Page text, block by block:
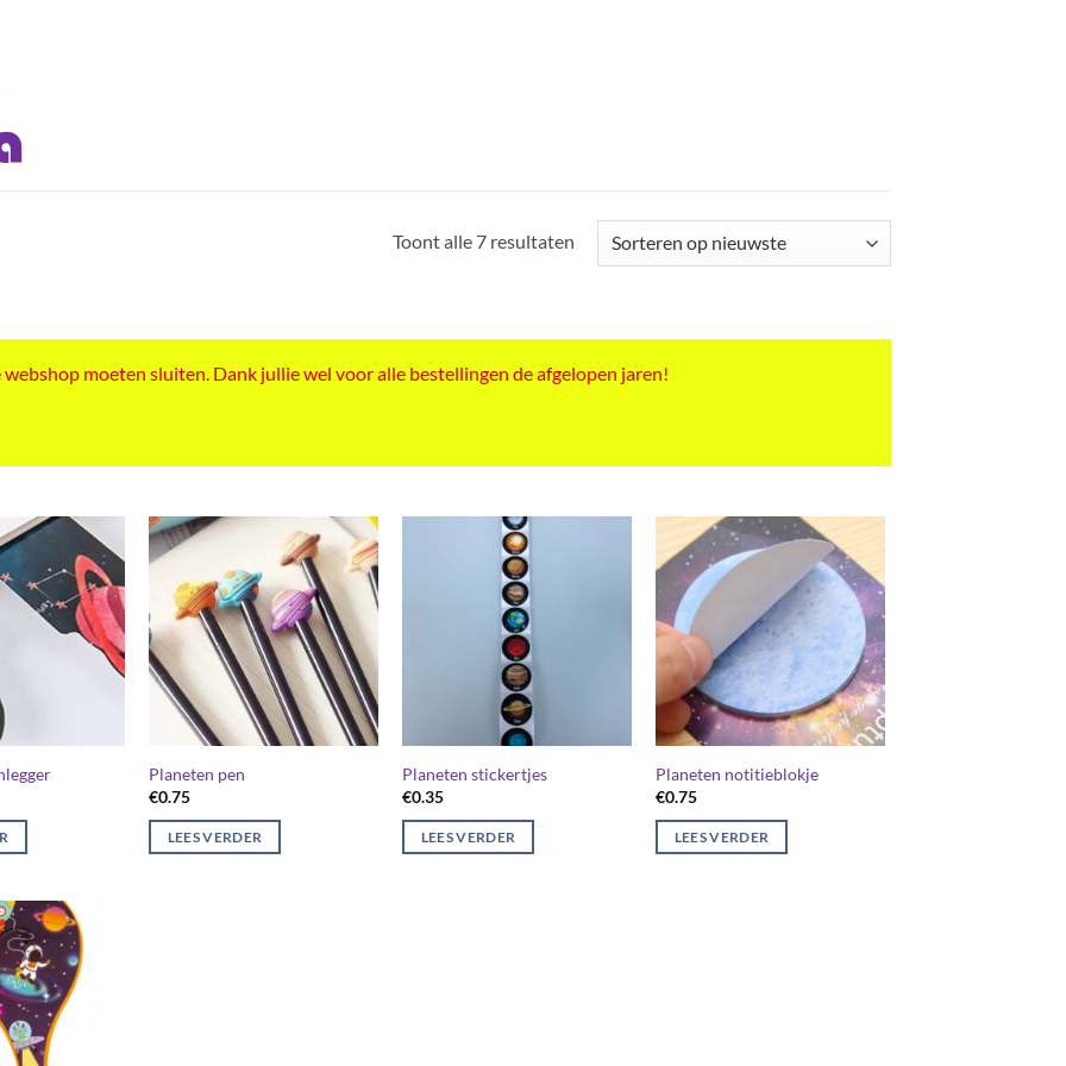
Toont alle 7 resultatenGesorteerd
moeten sluiten. Dank jullie wel voor alle bestellingen de afgelopen jaren!
Planeten pen
€0.75
LEES VERDER
Planeten stickertjes
€0.35
LEES VERDER
Planeten notitieblokje
€0.75
LEES VERDER